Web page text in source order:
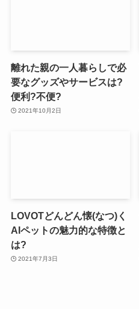
離れた親の一人暮らしで必
要なグッズやサービスは?
便利?不便?
2021年10月2日
LOVOTどんどん懐(なつ)く
AIペットの魅力的な特徴と
は?
2021年7月3日